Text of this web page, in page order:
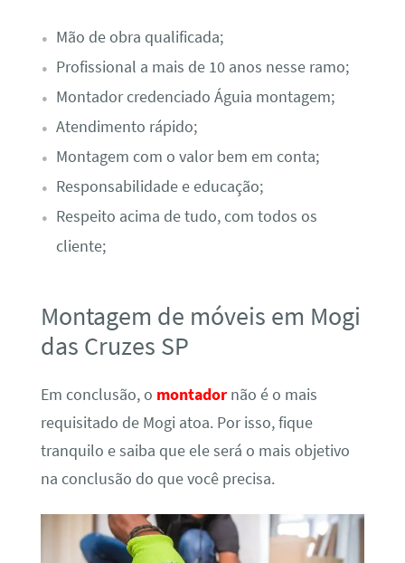
Mão de obra qualificada;
Profissional a mais de 10 anos nesse ramo;
Montador credenciado Águia montagem;
Atendimento rápido;
Montagem com o valor bem em conta;
Responsabilidade e educação;
Respeito acima de tudo, com todos os
cliente;
Montagem de móveis em Mogi
das Cruzes SP
Em conclusão, o montador não é o mais
requisitado de Mogi atoa. Por isso, fique
tranquilo e saiba que ele será o mais objetivo
na conclusão do que você precisa.